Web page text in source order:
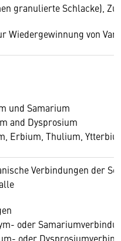
granulierte Schlacke),
Wiedergewinnung von
und Samarium
and Dysprosium
Erbium, Thulium,
Verbindungen der
oder
oder